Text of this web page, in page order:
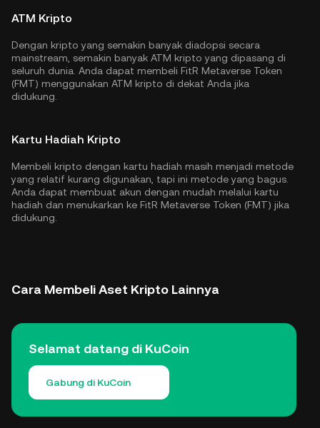
ATM Kripto
Dengan kripto yang semakin banyak diadopsi secara
mainstream, semakin banyak ATM kripto yang dipasang di
seluruh dunia. Anda dapat membeli FitR Metaverse Token
(FMT) menggunakan ATM kripto di dekat Anda jika
didukung.
Kartu Hadiah Kripto
Membeli kripto dengan kartu hadiah masih menjadi metode
yang relatif kurang digunakan, tapi ini metode yang bagus.
Anda dapat membuat akun dengan mudah melalui kartu
hadiah dan menukarkan ke FitR Metaverse Token (FMT) jika
didukung.
Cara Membeli Aset Kripto Lainnya
Selamat datang di KuCoin
Gabung di KuCoin